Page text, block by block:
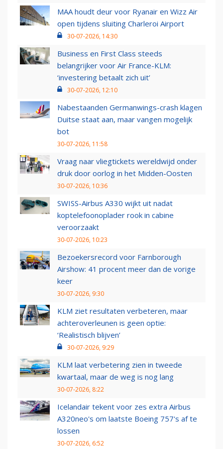
MAA houdt deur voor Ryanair en Wizz Air
open tijdens sluiting Charleroi Airport
30-07-2026, 14:30
Business en First Class steeds
belangrijker voor Air France-KLM:
‘investering betaalt zich uit’
30-07-2026, 12:10
Nabestaanden Germanwings-crash klagen
Duitse staat aan, maar vangen mogelijk
bot
30-07-2026, 11:58
Vraag naar vliegtickets wereldwijd onder
druk door oorlog in het Midden-Oosten
30-07-2026, 10:36
SWISS-Airbus A330 wijkt uit nadat
koptelefoonoplader rook in cabine
veroorzaakt
30-07-2026, 10:23
Bezoekersrecord voor Farnborough
Airshow: 41 procent meer dan de vorige
keer
30-07-2026, 9:30
KLM ziet resultaten verbeteren, maar
achteroverleunen is geen optie:
‘Realistisch blijven’
30-07-2026, 9:29
KLM laat verbetering zien in tweede
kwartaal, maar de weg is nog lang
30-07-2026, 8:22
Icelandair tekent voor zes extra Airbus
A320neo's om laatste Boeing 757's af te
lossen
30-07-2026, 6:52